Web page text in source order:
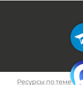
Ресурсы по теме